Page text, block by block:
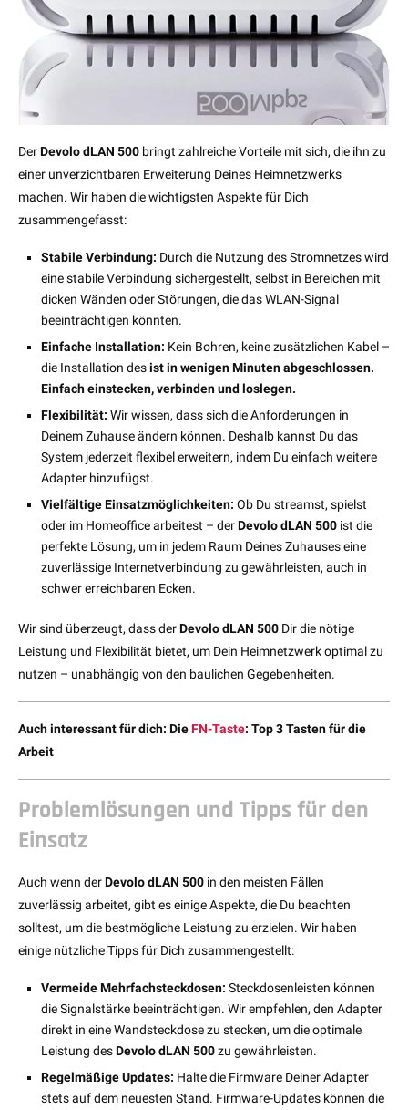
DerDevolo dLAN 500 bringt zahlreiche Vorteile mit sich, die ihn zu
einer unverzichtbaren Erweiterung Deines Heimnetzwerks
machen. Wir haben die wichtigsten Aspekte für Dich
zusammengefasst:
Stabile Verbindung: Durch die Nutzung des Stromnetzes wird
eine stabile Verbindung sichergestellt, selbst in Bereichen mit
dicken Wänden oder Störungen, die das WLAN-Signal
beeinträchtigen könnten.
Einfache Installation: Kein Bohren, keine zusätzlichen Kabel –
die Installation desist in wenigen Minuten abgeschlossen.
Einfach einstecken, verbinden und loslegen.
Flexibilität: Wir wissen, dass sich die Anforderungen in
Deinem Zuhause ändern können. Deshalb kannst Du das
System jederzeit flexibel erweitern, indem Du einfach weitere
Adapter hinzufügst.
Vielfältige Einsatzmöglichkeiten: Ob Du streamst, spielst
oder im Homeoffice arbeitest – derDevolo dLAN 500 ist die
perfekte Lösung, um in jedem Raum Deines Zuhauses eine
zuverlässige Internetverbindung zu gewährleisten, auch in
schwer erreichbaren Ecken.
Wir sind überzeugt, dass derDevolo dLAN 500 Dir die nötige
Leistung und Flexibilität bietet, um Dein Heimnetzwerk optimal zu
nutzen – unabhängig von den baulichen Gegebenheiten.
Auch interessant für dich: DieFN-Taste: Top 3 Tasten für die
Arbeit
Problemlösungen und Tipps für den
Einsatz
Auch wenn derDevolo dLAN 500 in den meisten Fällen
zuverlässig arbeitet, gibt es einige Aspekte, die Du beachten
solltest, um die bestmögliche Leistung zu erzielen. Wir haben
einige nützliche Tipps für Dich zusammengestellt:
Vermeide Mehrfachsteckdosen: Steckdosenleisten können
die Signalstärke beeinträchtigen. Wir empfehlen, den Adapter
direkt in eine Wandsteckdose zu stecken, um die optimale
Leistung desDevolo dLAN 500zu gewährleisten.
Regelmäßige Updates: Halte die Firmware Deiner Adapter
stets auf dem neuesten Stand. Firmware-Updates können die